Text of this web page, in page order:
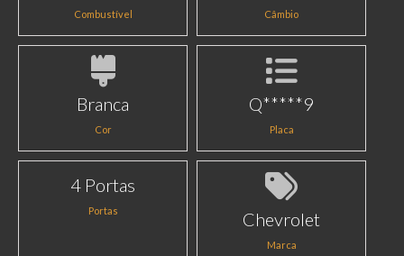
Combustível Câmbio
Branca
Cor
Q*****9
Placa
4 Portas
Portas Chevrolet
Marca